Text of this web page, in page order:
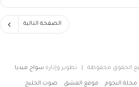
الصفحة التالية
سواح ميديا
مجلة النجوم موقع العشق صوت الخليج